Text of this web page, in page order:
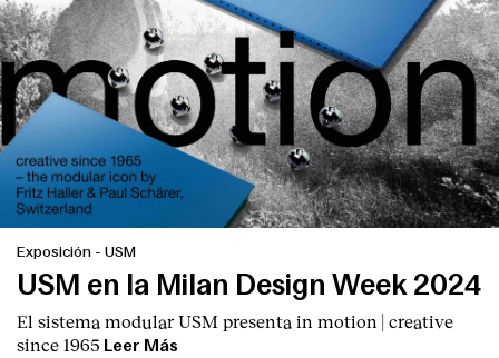
Exposición - USM
USM en la Milan Design Week 2024
El sistema modular USM presenta in motion | creative
since 1965 Leer Más